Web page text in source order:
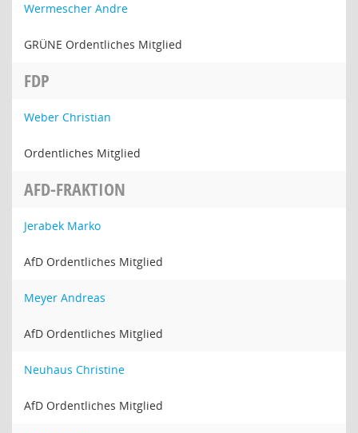
Wermescher Andre
GRÜNE Ordentliches Mitglied
FDP
Weber Christian
Ordentliches Mitglied
AFD-FRAKTION
Jerabek Marko
AfD Ordentliches Mitglied
Meyer Andreas
AfD Ordentliches Mitglied
Neuhaus Christine
AfD Ordentliches Mitglied